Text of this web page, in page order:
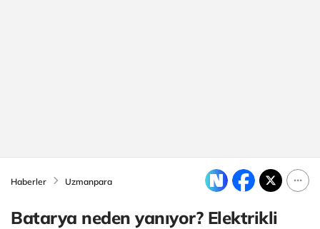
Haberler Uzmanpara
Batarya neden yanıyor? Elektrikli